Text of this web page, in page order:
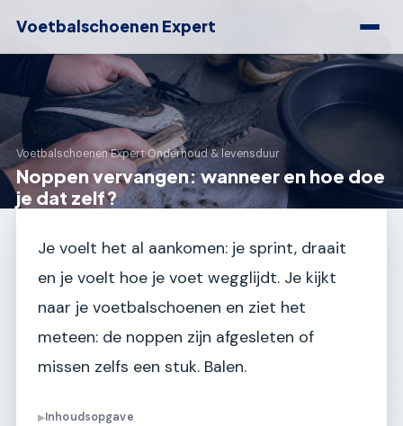
Voetbalschoenen Expert
Voetbalschoenen Expert›Onderhoud & levensduur
Noppen vervangen: wanneer en hoe doe
je dat zelf?
Je voelt het al aankomen: je sprint, draait
en je voelt hoe je voet wegglijdt. Je kijkt
naar je voetbalschoenen en ziet het
meteen: de noppen zijn afgesleten of
missen zelfs een stuk. Balen.
▶Inhoudsopgave